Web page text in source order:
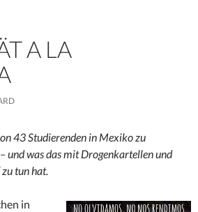
A LA
43 Studierenden in Mexiko zu
und was das mit Drogenkartellen und
zu tun hat.
in